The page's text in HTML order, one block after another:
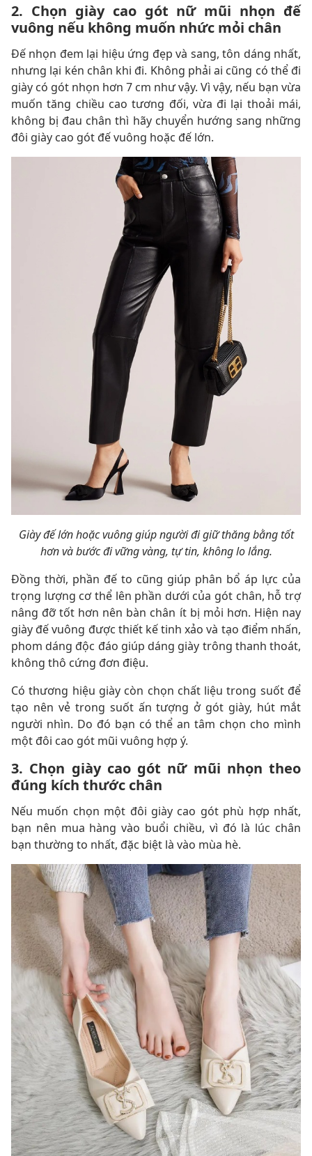
2. Chọn giày cao gót nữ mũi nhọn đế
vuông nếu không muốn nhức mỏi chân
Đế nhọn đem lại hiệu ứng đẹp và sang, tôn dáng nhất,
nhưng lại kén chân khi đi. Không phải ai cũng có thể đi
giày có gót nhọn hơn 7 cm như vậy. Vì vậy, nếu bạn vừa
muốn tăng chiều cao tương đối, vừa đi lại thoải mái,
không bị đau chân thì hãy chuyển hướng sang những
đôi giày cao gót đế vuông hoặc đế lớn.
Giày đế lớn hoặc vuông giúp người đi giữ thăng bằng tốt
hơn và bước đi vững vàng, tự tin, không lo lắng.
Đồng thời, phần đế to cũng giúp phân bổ áp lực của
trọng lượng cơ thể lên phần dưới của gót chân, hỗ trợ
nâng đỡ tốt hơn nên bàn chân ít bị mỏi hơn. Hiện nay
giày đế vuông được thiết kế tinh xảo và tạo điểm nhấn,
phom dáng độc đáo giúp dáng giày trông thanh thoát,
không thô cứng đơn điệu.
Có thương hiệu giày còn chọn chất liệu trong suốt để
tạo nên vẻ trong suốt ấn tượng ở gót giày, hút mắt
người nhìn. Do đó bạn có thể an tâm chọn cho mình
một đôi cao gót mũi vuông hợp ý.
3. Chọn giày cao gót nữ mũi nhọn theo
đúng kích thước chân
Nếu muốn chọn một đôi giày cao gót phù hợp nhất,
bạn nên mua hàng vào buổi chiều, vì đó là lúc chân
bạn thường to nhất, đặc biệt là vào mùa hè.